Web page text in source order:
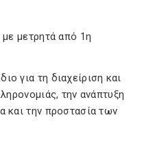
μετρητά από 1η
για τη διαχείριση και
την ανάπτυξη
και την προστασία των